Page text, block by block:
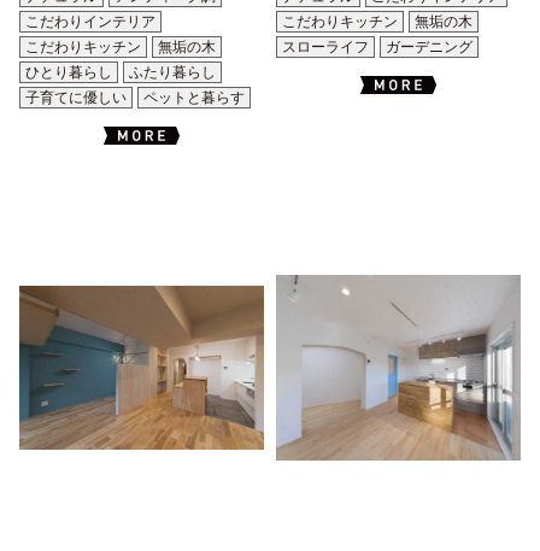
こだわりインテリア
こだわりキッチン
無垢の木
ひとり暮らし
ふたり暮らし
子育てに優しい
ペットと暮らす
こだわりキッチン
無垢の木
スローライフ
ガーデニング